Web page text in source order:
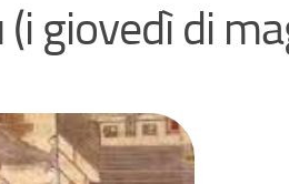
giovedì di